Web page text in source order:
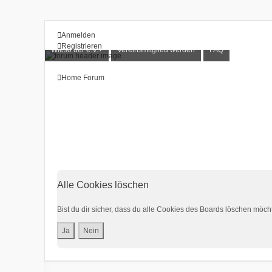
Anmelden
Registrieren
Wieso der e.V.? Vereinsmitglied werden FAQ
Home Forum
Alle Cookies löschen
Bist du dir sicher, dass du alle Cookies des Boards löschen